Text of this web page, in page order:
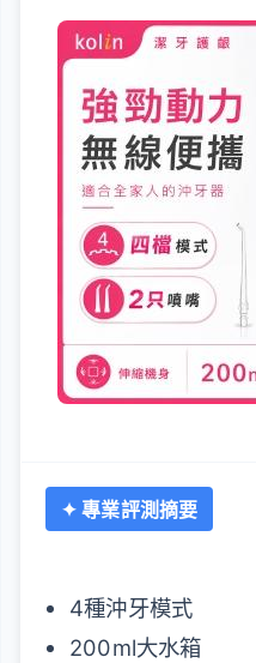
✦ 專業評測摘要
4種沖牙模式
200ml大水箱